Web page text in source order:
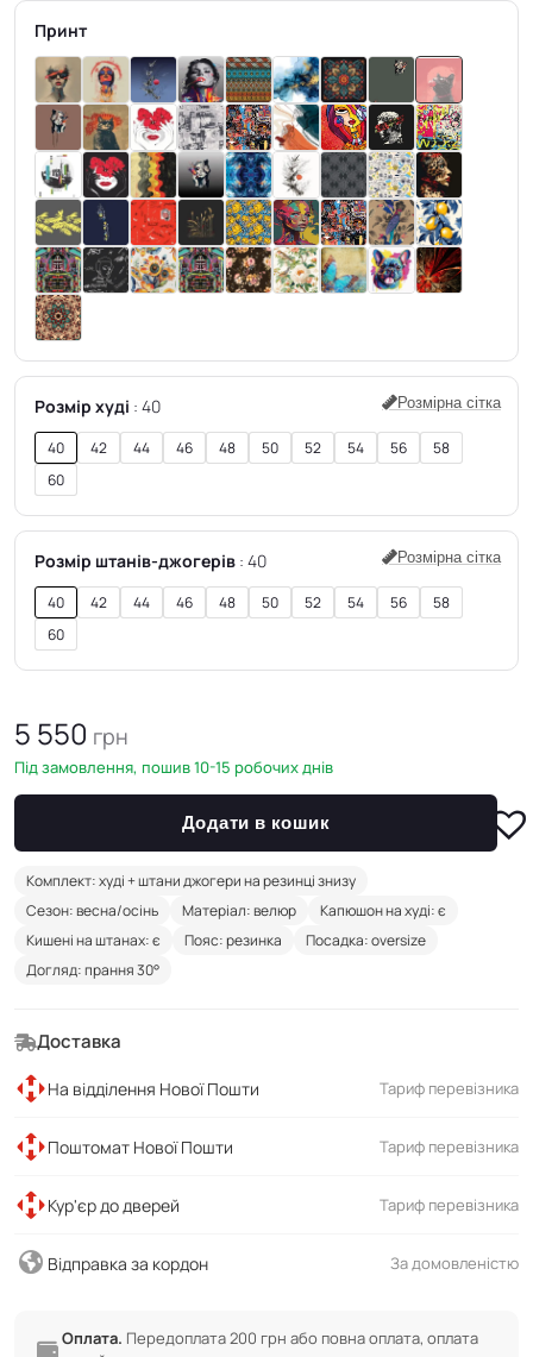
Принт
Розмір худі 40 Розмірна сітка
40 42 44 46 48 50 52 54 56
58
60
Розмір штанів-джогерів 40 Розмірна сітка
40 42 44 46 48 50 52 54 56
58
60
5 550 грн
Під замовлення, пошив 10-15 робочих днів
Додати в кошик
Комплект: худі + штани джогери на резинці знизу
Сезон: весна/осінь
Матеріал: велюр
Капюшон на худі: є
Кишені на штанах: є
Пояс: резинка
Посадка: oversize
Догляд: прання 30°
Доставка
На відділення Нової Пошти Тариф перевізника
Поштомат Нової Пошти Тариф перевізника
Кур'єр до дверей Тариф перевізника
Відправка за кордон За домовленістю
Оплата. Передоплата 200 грн або повна оплата, оплата